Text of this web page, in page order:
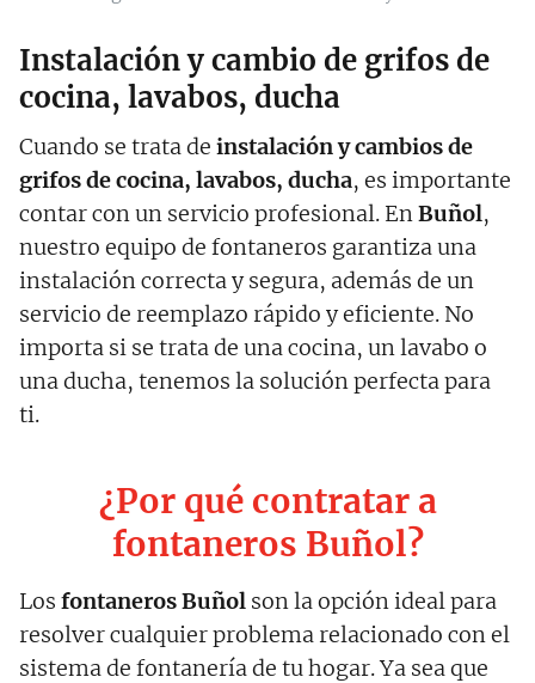
Instalación y cambio de grifos de
cocina, lavabos, ducha
Cuando se trata de instalación y cambios de
grifos de cocina, lavabos, ducha, es importante
contar con un servicio profesional. EnBuñol,
nuestro equipo de fontaneros garantiza una
instalación correcta y segura, además de un
servicio de reemplazo rápido y eficiente. No
importa si se trata de una cocina, un lavabo o
una ducha, tenemos la solución perfecta para
ti.
¿Por qué contratar a
fontaneros Buñol?
Los fontaneros Buñol son la opción ideal para
resolver cualquier problema relacionado con el
sistema de fontanería de tu hogar. Ya sea que